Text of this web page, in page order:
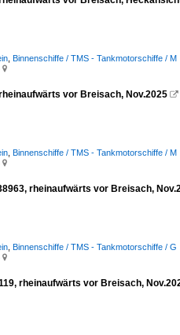
Binnenschiffe / TMS - Tankmotorschiffe / M

vor Breisach, Nov.2025 
Binnenschiffe / TMS - Tankmotorschiffe / M

rheinaufwärts vor Breisach,
Binnenschiffe / TMS - Tankmotorschiffe / G

rheinaufwärts vor Breisach,